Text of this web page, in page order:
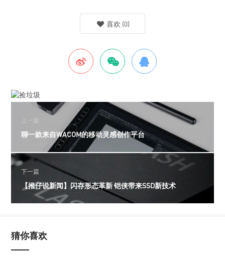
喜欢 (0)
上一篇
聊一款来自WACOM的移动灵感创作平台
下一篇
【推仔说新闻】闪存形态革新 铠侠带来SSD新技术
猜你喜欢